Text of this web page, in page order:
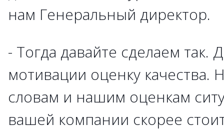
нам Генеральный директор.
- Тогда давайте сделаем так.
мотивации оценку
словам и нашим оценкам
вашей компании скорее